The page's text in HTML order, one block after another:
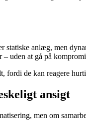
anlæg, men
uden at gå på
fordi de kan reagere
ansigt
men om